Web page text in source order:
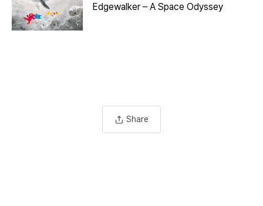
Edgewalker – A Space Odyssey
Share